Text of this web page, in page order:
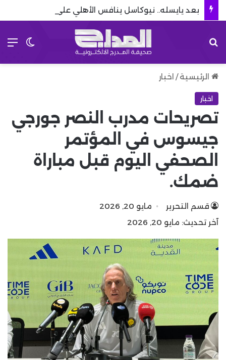
الرئيسية / اخبار
اخبار
تصريحات مدرب النصر جورجي
جيسوس في المؤتمر
الصحفي اليوم قبل مباراة
ضمك.
قسم التحرير
مايو 20, 2026
آخر تحديث: مايو 20, 2026